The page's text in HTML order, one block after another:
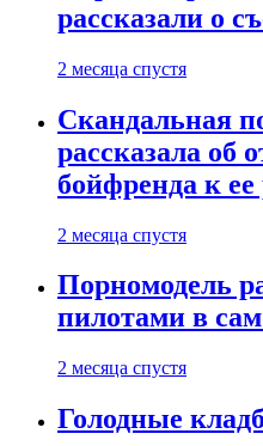
рассказали о
2 месяца спустя
Скандальная
рассказала об
бойфренда к ее
2 месяца спустя
Порномодель
пилотами в
2 месяца спустя
Голодные